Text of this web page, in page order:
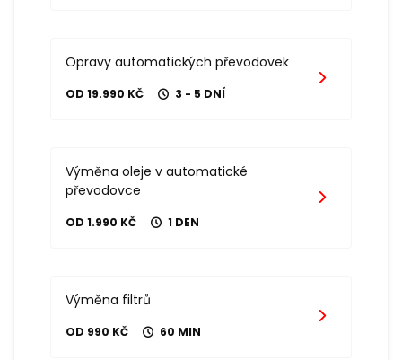
Opravy automatických převodovek
OD 19.990 KČ 3 - 5 DNÍ
Výměna oleje v automatické
převodovce
OD 1.990 KČ 1 DEN
Výměna filtrů
OD 990 KČ 60 MIN